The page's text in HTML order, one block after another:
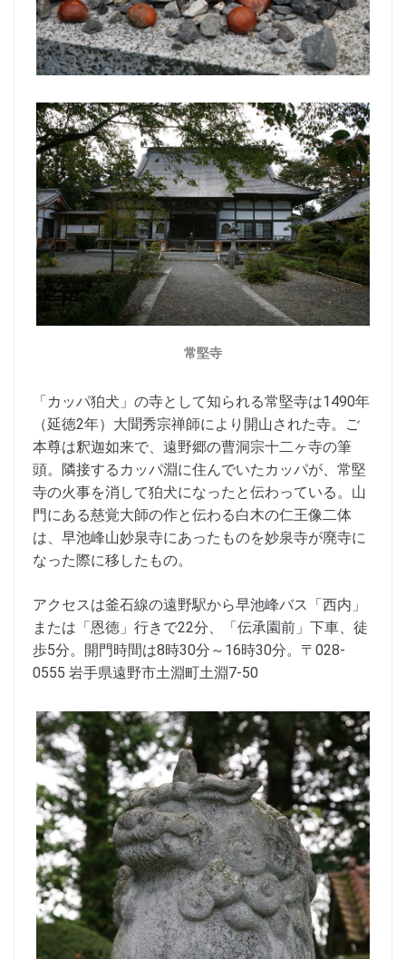
常堅寺
「カッパ狛犬」の寺として知られる常堅寺は1490年
（延徳2年）大聞秀宗禅師により開山された寺。ご
本尊は釈迦如来で、遠野郷の曹洞宗十二ヶ寺の筆
頭。隣接するカッパ淵に住んでいたカッパが、常堅
寺の火事を消して狛犬になったと伝わっている。山
門にある慈覚大師の作と伝わる白木の仁王像二体
は、早池峰山妙泉寺にあったものを妙泉寺が廃寺に
なった際に移したもの。
アクセスは釜石線の遠野駅から早池峰バス「西内」
または「恩徳」行きで22分、「伝承園前」下車、徒
歩5分。開門時間は8時30分～16時30分。〒028-
0555 岩手県遠野市土淵町土淵7-50